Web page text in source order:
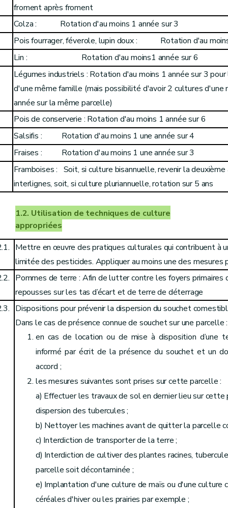
froment après froment
Colza : Rotation d'au moins 1 année sur 3
Pois fourrager, féverole, lupin doux : Rotation d'au
Lin : Rotation d'au moins1 année sur 6
Légumes industriels : Rotation d'au moins 1 année sur 3
d'une même famille (mais possibilité d'avoir 2 cultures d'une
année sur la même parcelle)
Pois de conserverie : Rotation d'au moins 1 année sur 6
Salsifis : Rotation d'au moins 1 une année sur 4
Fraises : Rotation d'au moins 1 une année sur 3
Framboises : Soit, si culture bisannuelle, revenir la deuxième
interlignes, soit, si culture pluriannuelle, rotation sur 5 ans
1.2. Utilisation de techniques de culture
appropriées
Mettre en œuvre des pratiques culturales qui contribuent à
limitée des pesticides. Appliquer au moins une des
Pommes de terre : Afin de lutter contre les foyers primaires
repousses sur les tas d’écart et de terre de déterrage
Dispositions pour prévenir la dispersion du souchet
Dans le cas de présence connue de souchet sur une parcelle :
en cas de location ou de mise à disposition d’une
informé par écrit de la présence du souchet et un
accord ;
les mesures suivantes sont prises sur cette parcelle :
a) Effectuer les travaux de sol en dernier lieu sur
dispersion des tubercules ;
b) Nettoyer les machines avant de quitter la parcelle
c) Interdiction de transporter de la terre ;
d) Interdiction de cultiver des plantes racines,
parcelle soit décontaminée ;
e) Implantation d'une culture de maïs ou d'une
céréales d'hiver ou les prairies par exemple ;